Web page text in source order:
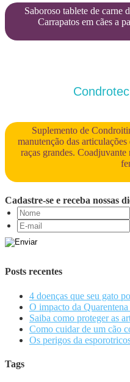
Saboroso tablete de carne
Carrapatos em cães a
Suplemento de
manutenção das
raças grandes.
Cadastre-se e receba nossas
Posts recentes
4 doenças que seu gato
O impacto da
Saiba como proteger as
Como cuidar de um cão
Os perigos da
Tags